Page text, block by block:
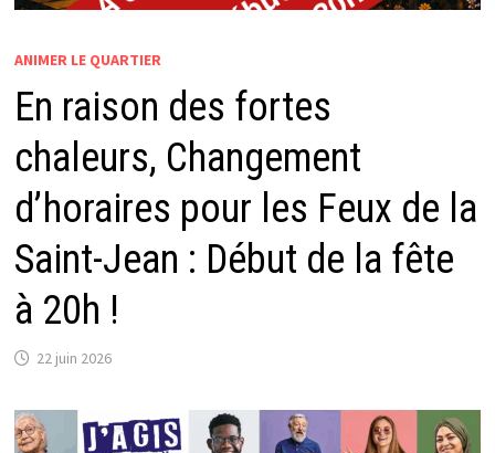
ANIMER LE QUARTIER
En raison des fortes
chaleurs, Changement
d’horaires pour les Feux de la
Saint-Jean : Début de la fête
à 20h !
22 juin 2026